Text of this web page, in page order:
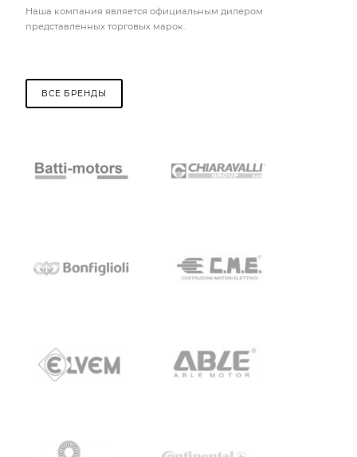
Наша компания является официальным дилером
представленных торговых марок.
ВСЕ БРЕНДЫ